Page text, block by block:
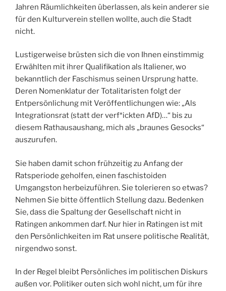
Jahren Räumlichkeiten überlassen, als kein anderer sie
für den Kulturverein stellen wollte, auch die Stadt
nicht.
Lustigerweise brüsten sich die von Ihnen einstimmig
Erwählten mit ihrer Qualifikation als Italiener, wo
bekanntlich der Faschismus seinen Ursprung hatte.
Deren Nomenklatur der Totalitaristen folgt der
Entpersönlichung mit Veröffentlichungen wie: „Als
Integrationsrat (statt der verf*ickten AfD)…“ bis zu
diesem Rathausaushang, mich als „braunes Gesocks“
auszurufen.
Sie haben damit schon frühzeitig zu Anfang der
Ratsperiode geholfen, einen faschistoiden
Umgangston herbeizuführen. Sie tolerieren so etwas?
Nehmen Sie bitte öffentlich Stellung dazu. Bedenken
Sie, dass die Spaltung der Gesellschaft nicht in
Ratingen ankommen darf. Nur hier in Ratingen ist mit
den Persönlichkeiten im Rat unsere politische Realität,
nirgendwo sonst.
In der Regel bleibt Persönliches im politischen Diskurs
außen vor. Politiker outen sich wohl nicht, um für ihre